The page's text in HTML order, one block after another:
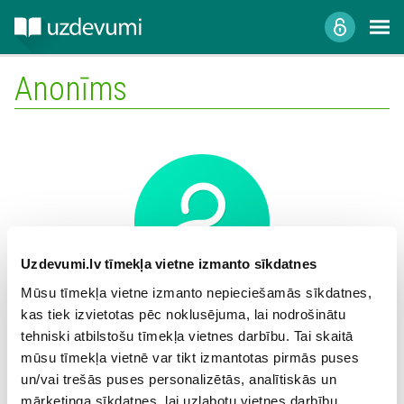
Uzdevumi.lv tīmekļa vietne izmanto sīkdatnes
Mūsu tīmekļa vietne izmanto nepieciešamās sīkdatnes,
kas tiek izvietotas pēc noklusējuma, lai nodrošinātu
tehniski atbilstošu tīmekļa vietnes darbību. Tai skaitā
mūsu tīmekļa vietnē var tikt izmantotas pirmās puses
un/vai trešās puses personalizētās, analītiskās un
mārketinga sīkdatnes, lai uzlabotu vietnes darbību,
Anonīms
Mācību iestāde: